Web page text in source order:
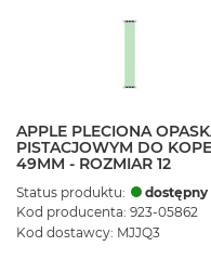
APPLE PLECIONA
PISTACJOWYM DO
49MM - ROZMIAR 12
Status produktu:
dostępny
Kod producenta: 923-05862
Kod dostawcy: MJJQ3